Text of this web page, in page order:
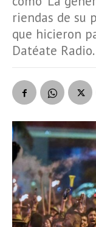
riendas de su
que hicieron
Datéate Radio.